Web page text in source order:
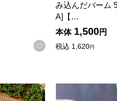
お気に入りに登録す
み込んだバーム
A]【…
本体 1,500円
税込 1,620円
ート フラワーリース 7個入
ホシフルーツ
したい金額を入力してくださ